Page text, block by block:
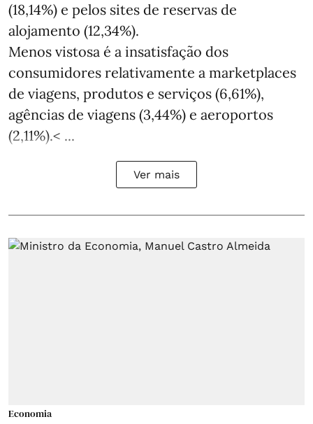
(18,14%) e pelos sites de reservas de
alojamento (12,34%).
Menos vistosa é a insatisfação dos
consumidores relativamente a marketplaces
de viagens, produtos e serviços (6,61%),
agências de viagens (3,44%) e aeroportos
(2,11%).< ...
Ver mais
Economia